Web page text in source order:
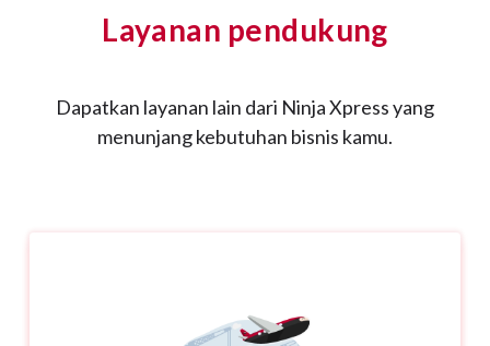
Layanan pendukung
Dapatkan layanan lain dari Ninja Xpress yang
menunjang kebutuhan bisnis kamu.